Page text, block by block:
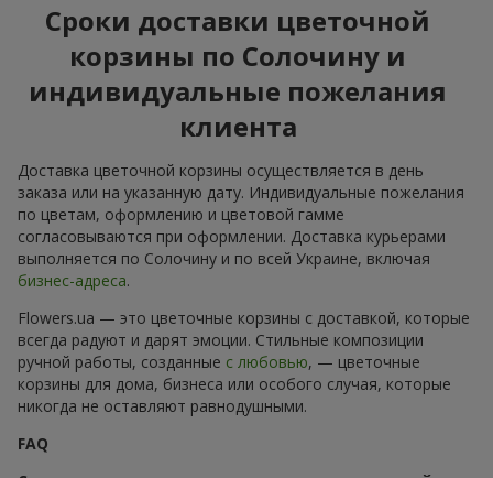
Сроки доставки цветочной
корзины по Солочину и
индивидуальные пожелания
клиента
Доставка цветочной корзины осуществляется в день
заказа или на указанную дату. Индивидуальные пожелания
по цветам, оформлению и цветовой гамме
согласовываются при оформлении. Доставка курьерами
выполняется по Солочину и по всей Украине, включая
бизнес-адреса.
Flowers.ua — это цветочные корзины с доставкой, которые
всегда радуют и дарят эмоции. Стильные композиции
ручной работы, созданные с любовью, — цветочные
корзины для дома, бизнеса или особого случая, которые
никогда не оставляют равнодушными.
FAQ